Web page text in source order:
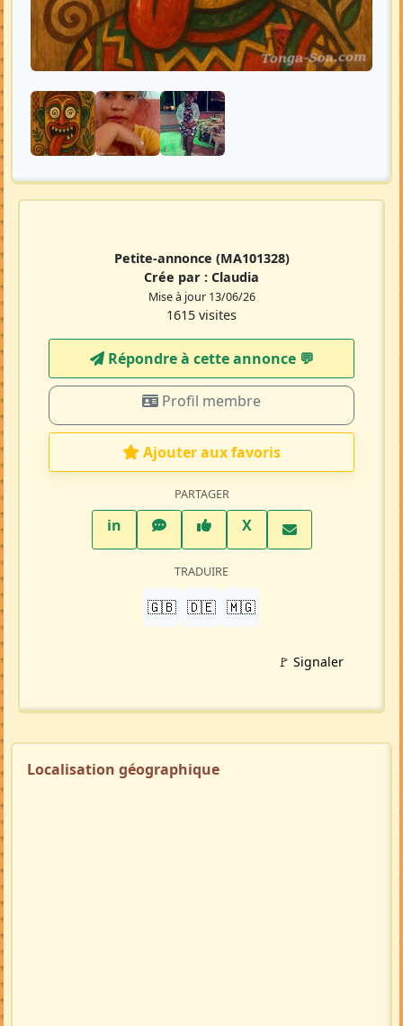
Petite-annonce (MA101328)
Crée par : Claudia
Mise à jour 13/06/26
1615 visites
Répondre à cette annonce 💬​
Profil membre
Ajouter aux favoris
PARTAGER
inLinkedInWhatsAppFacebook
XTwitter X
TRADUIRE
🇬🇧 🇩🇪 🇲🇬
🚩 Signaler
Localisation géographique